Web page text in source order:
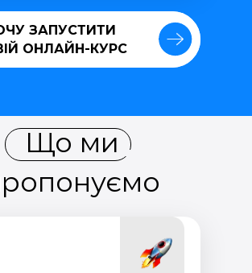
ЗАПУСТИТИ
ОНЛАЙН-КУРС
ЗАПУСТИТИ
ОНЛАЙН-КУРС
Що ми